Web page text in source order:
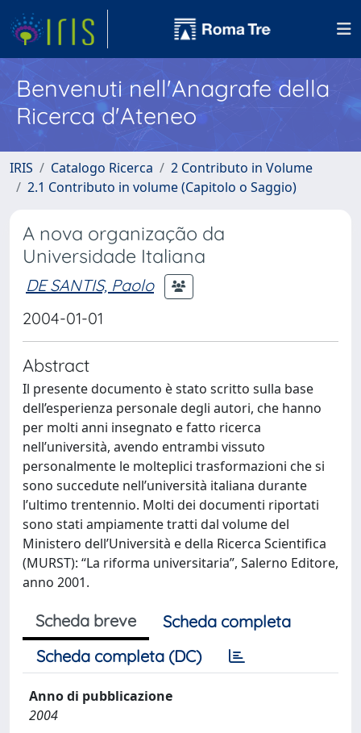
Benvenuti nell'Anagrafe della
Ricerca d'Ateneo
IRIS Catalogo Ricerca
2 Contributo in Volume
2.1 Contributo in volume (Capitolo o Saggio)
A nova organização da
Universidade Italiana
DE SANTIS, Paolo
2004-01-01
Abstract
Il presente documento è stato scritto sulla base
dell’esperienza personale degli autori, che hanno
per molti anni insegnato e fatto ricerca
nell’università, avendo entrambi vissuto
personalmente le molteplici trasformazioni che si
sono succedute nell’università italiana durante
l’ultimo trentennio. Molti dei documenti riportati
sono stati ampiamente tratti dal volume del
Ministero dell’Università e della Ricerca Scientifica
(MURST): “La riforma universitaria”, Salerno Editore,
anno 2001.
Scheda breve
Scheda completa
Scheda completa (DC)
Anno di pubblicazione
2004